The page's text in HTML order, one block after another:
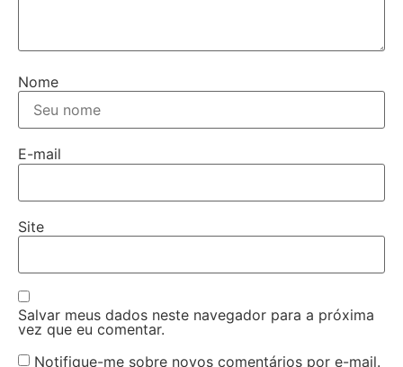
Nome
E-mail
Site
Salvar meus dados neste navegador para a próxima
vez que eu comentar.
Notifique-me sobre novos comentários por e-mail.